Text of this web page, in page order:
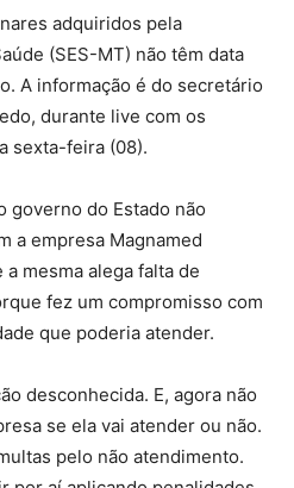
adquiridos pela
(SES-MT) não têm data
A informação é do secretário
durante live com os
sexta-feira (08).
governo do Estado não
a empresa Magnamed
mesma alega falta de
fez um compromisso com
que poderia atender.
desconhecida. E, agora não
se ela vai atender ou não.
pelo não atendimento.